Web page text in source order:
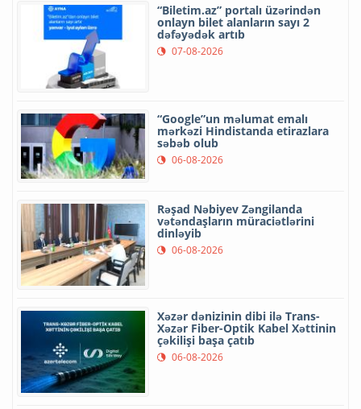
“Biletim.az” portalı üzərindən
onlayn bilet alanların sayı 2
dəfəyədək artıb
07-08-2026
“Google”un məlumat emalı
mərkəzi Hindistanda etirazlara
səbəb olub
06-08-2026
Rəşad Nəbiyev Zəngilanda
vətəndaşların müraciətlərini
dinləyib
06-08-2026
Xəzər dənizinin dibi ilə Trans-
Xəzər Fiber-Optik Kabel Xəttinin
çəkilişi başa çatıb
06-08-2026